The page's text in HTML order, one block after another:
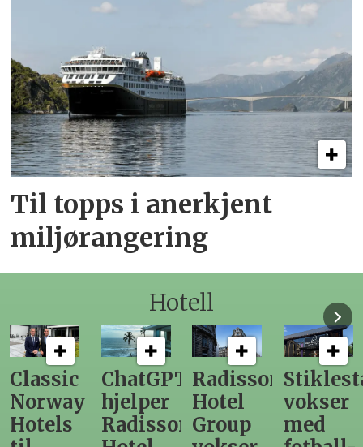
Til topps i anerkjent
miljørangering
Hotell
ChatGPT
hjelper
Radisson
Radisson
Hotel
Group
Stiklestad
vokser
med
Fra
direktør